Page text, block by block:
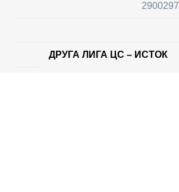
2900297
ДРУГА ЛИГА ЦС – ИСТОК